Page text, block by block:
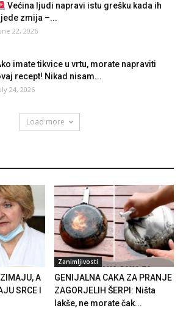
Većina ljudi napravi istu grešku kada ih
zmija –...
22, 2026
imate tikvice u vrtu, morate napraviti
recept! Nikad nisam...
24, 2026
Load more
A
SRCE I
Zanimljivosti
GENIJALNA CAKA ZA PRANJE
ZAGORJELIH ŠERPI: Ništa
lakše, ne morate čak...